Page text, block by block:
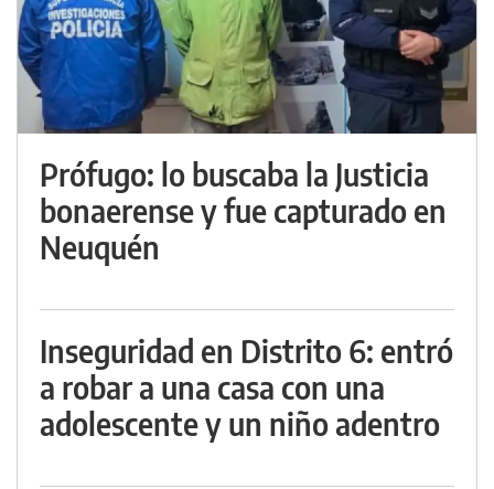
Prófugo: lo buscaba la Justicia
bonaerense y fue capturado en
Neuquén
Inseguridad en Distrito 6: entró
a robar a una casa con una
adolescente y un niño adentro